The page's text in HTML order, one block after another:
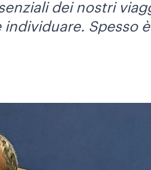
dei nostri
Spesso